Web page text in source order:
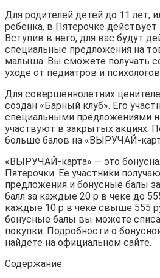
Для родителей детей до 11 лет,
ребенка, в Пятерочке действует
Вступив в него, для вас будут
специальные предложения на
малыша. Вы сможете получать
уходе от педиатров и
Для совершеннолетних
создан «Барный клуб». Его
специальными предложениями
участвуют в закрытых акциях.
больше балов на «ВЫРУЧАЙ-
«ВЫРУЧАЙ-карта» — это
Пятерочки. Ее участники
предложения и бонусные балы
балл за каждые 20 р в чеке до
каждые 10 р в чеке свыше 555
бонусные балы вы можете
покупки. Подробности о
найдете на официальном сайте.
Содержание